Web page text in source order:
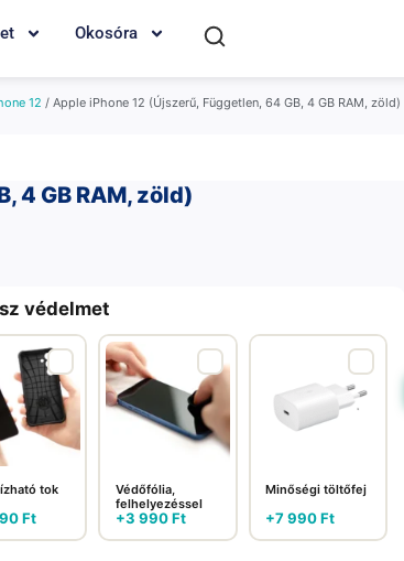
Okosóra
12 / Apple iPhone 12 (Újszerű, Független, 64 GB, 4 GB RAM, zöld)
4 GB RAM, zöld)
védelmet
tok
Ft
Védőfólia,
felhelyezéssel
+3 990Ft
Minőségi töltőfej
+7 990Ft